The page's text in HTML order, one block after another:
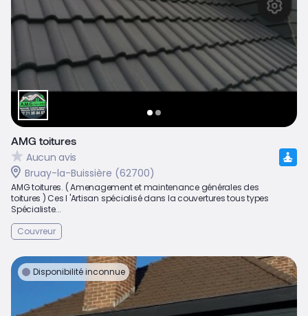
AMG toitures
Aucun avis
Bruay-la-Buissière (62700)
AMG toitures. ( Amenagement et maintenance générales des
toitures ) Ces l 'Artisan spécialisé dans la couvertures tous types
Spécialiste...
Couvreur
Disponibilité inconnue